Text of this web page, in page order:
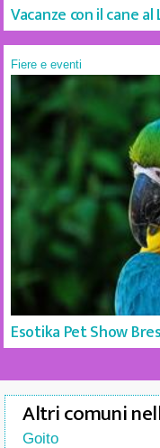
Vacanze con il cane
Fiere e eventi
Esotika Pet Show
Altri comuni
Goito